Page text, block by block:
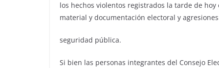
los hechos violentos registrados la tarde de
material y documentación electoral y
seguridad pública.
Si bien las personas integrantes del Consejo